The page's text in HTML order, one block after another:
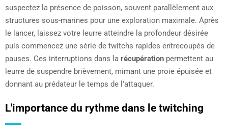
suspectez la présence de poisson, souvent parallèlement aux
structures sous-marines pour une exploration maximale. Après
le lancer, laissez votre leurre atteindre la profondeur désirée
puis commencez une série de twitchs rapides entrecoupés de
pauses. Ces interruptions dans la récupération permettent au
leurre de suspendre brièvement, mimant une proie épuisée et
donnant au prédateur le temps de l'attaquer.
L'importance du rythme dans le twitching